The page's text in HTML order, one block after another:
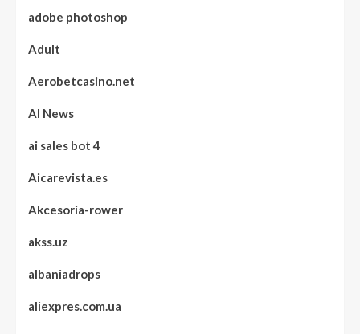
adobe photoshop
Adult
Aerobetcasino.net
AI News
ai sales bot 4
Aicarevista.es
Akcesoria-rower
akss.uz
albaniadrops
aliexpres.com.ua